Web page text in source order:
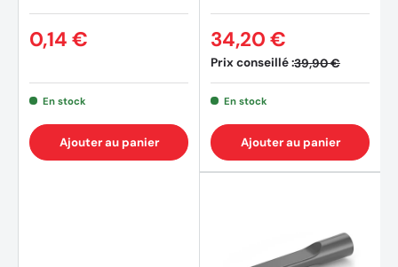
0,14 €
En stock
Ajouter au panier
Prix conseillé :39,90 €
34,20 €
En stock
Ajouter au panier